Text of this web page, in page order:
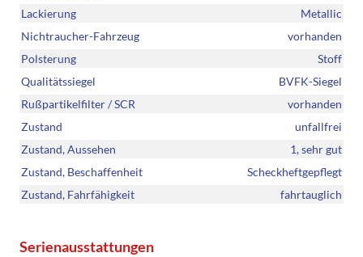
Lackierung
Metallic
Nichtraucher-Fahrzeug
vorhanden
Polsterung
Stoff
Qualitätssiegel
BVFK-Siegel
Rußpartikelfilter / SCR
vorhanden
Zustand
unfallfrei
Zustand, Aussehen
1, sehr gut
Zustand, Beschaffenheit
Scheckheftgepflegt
Zustand, Fahrfähigkeit
fahrtauglich
Serienausstattungen